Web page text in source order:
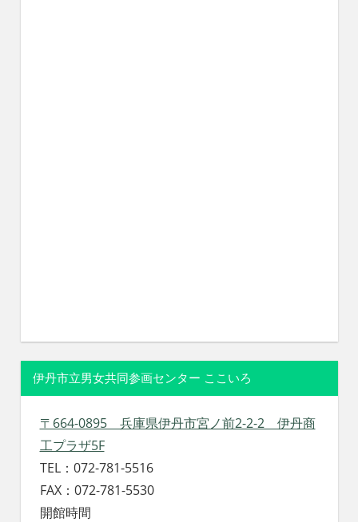
伊丹市立男女共同参画センター ここいろ
〒664-0895 兵庫県伊丹市宮ノ前2-2-2 伊丹商
工プラザ5F
TEL：072-781-5516
FAX：072-781-5530
開館時間